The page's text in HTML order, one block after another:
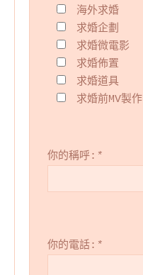
海外求婚
求婚企劃
求婚微電影
求婚佈置
求婚道具
求婚前MV製作
你的稱呼: *
你的電話: *